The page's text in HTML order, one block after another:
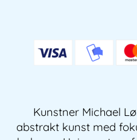
Kunstner Michael
abstrakt kunst med